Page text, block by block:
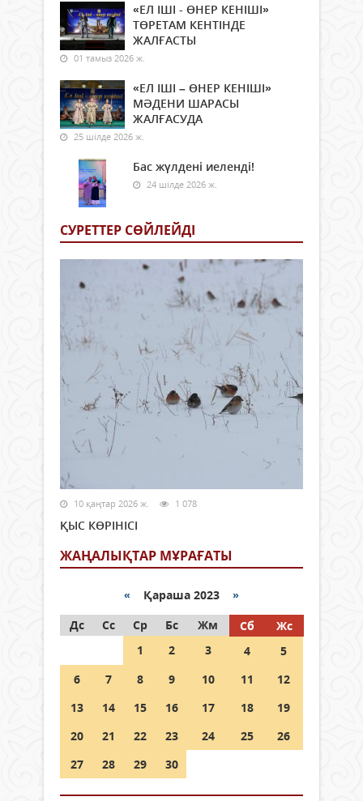
«ЕЛ ІШІ - ӨНЕР КЕНІШІ»
ТӨРЕТАМ КЕНТІНДЕ
ЖАЛҒАСТЫ
01 тамыз 2026 ж.
«ЕЛ ІШІ – ӨНЕР КЕНІШІ»
МӘДЕНИ ШАРАСЫ
ЖАЛҒАСУДА
25 шілде 2026 ж.
Бас жүлдені иеленді!
24 шілде 2026 ж.
СУРЕТТЕР СӨЙЛЕЙДI
10 қаңтар 2026 ж. 1 078
ҚЫС КӨРІНІСІ
ЖАҢАЛЫҚТАР МҰРАҒАТЫ
« Қараша 2023 »
Дс
Сс Ср Бс Жм Сб
Жс
1
2 3 4
5
6
7 8 9 10 11
12
13
14 15 16 17 18
19
20
21 22 23 24 25
26
27
28 29 30